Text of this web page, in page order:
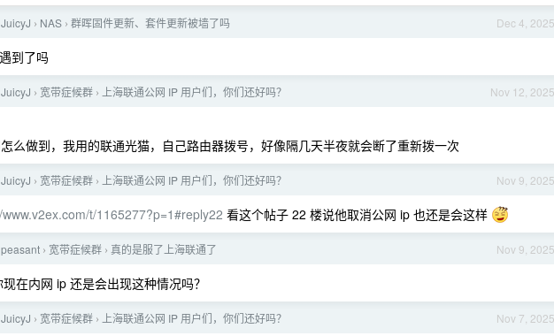
Dec 4, 2025
JuicyJ › NAS › 群晖固件更新、套件更新被墙了吗
到了吗
Nov 12, 2025
JuicyJ › 宽带症候群 › 上海联通公网 IP 用户们，你们还好吗？
么做到，我用的联通光猫，自己路由器拨号，好像隔几天半夜就会断了重新拨一次
Nov 9, 2025
JuicyJ › 宽带症候群 › 上海联通公网 IP 用户们，你们还好吗？
t/1165277?p=1#reply22 看这个帖子 22 楼说他取消公网 ip 也还是会这样
Nov 9, 2025
peasant › 宽带症候群 › 真的是服了上海联通了
在内网 ip 还是会出现这种情况吗？
Nov 7, 2025
JuicyJ › 宽带症候群 › 上海联通公网 IP 用户们，你们还好吗？